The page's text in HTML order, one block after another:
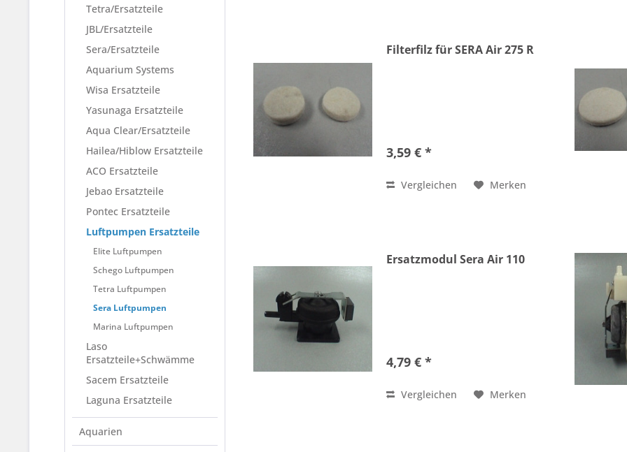
Tetra/Ersatzteile
JBL/Ersatzteile
Sera/Ersatzteile
Aquarium Systems
Wisa Ersatzteile
Yasunaga Ersatzteile
Aqua Clear/Ersatzteile
Hailea/Hiblow Ersatzteile
ACO Ersatzteile
Jebao Ersatzteile
Pontec Ersatzteile
Luftpumpen Ersatzteile
Elite Luftpumpen
Schego Luftpumpen
Tetra Luftpumpen
Sera Luftpumpen
Marina Luftpumpen
Laso
Ersatzteile+Schwämme
Sacem Ersatzteile
Laguna Ersatzteile
Aquarien
Filterfilz für SERA Air 275 R
3,59 € *
Vergleichen Merken
Ersatzmodul Sera Air 110
4,79 € *
Vergleichen Merken